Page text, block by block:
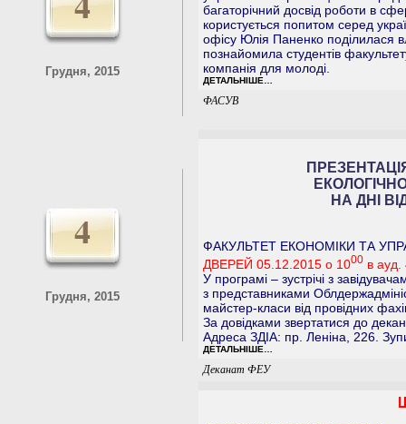
Грудня, 2015
багаторічний досвід роботи в
користується попитом серед
офісу Юлія Паненко поділилася
познайомила студентів
компанія для молоді.
ДЕТАЛЬНІШЕ…
ФАСУВ
4
Грудня, 2015
НА ДНІ
ФАКУЛЬТЕТ ЕКОНОМІКИ ТА
ДВЕРЕЙ 05.12.2015 о 1000 в ауд.
У програмі – зустрічі з
з представниками
майстер-класи від провідних
За довідками звертатися до
Адреса ЗДІА: пр. Леніна, 226.
ДЕТАЛЬНІШЕ…
Деканат ФЕУ